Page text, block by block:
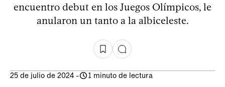
encuentro debut en los Juegos Olímpicos, le
anularon un tanto a la albiceleste.
25 de julio de 2024 - 1 minuto de lectura